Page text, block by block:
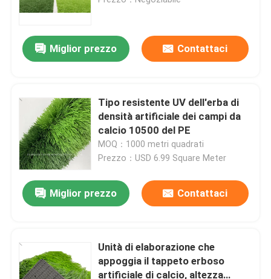
Pista corrente prefabbricata
pista da corsa in poliuretano
Campi da calcio artificiali
Pista da corsa porosa
Miglior prezzo Contattaci
Tipo resistente UV dell'erba di
densità artificiale dei campi da
calcio 10500 del PE
MOQ：1000 metri quadrati
Prezzo：USD 6.99 Square Meter
Miglior prezzo Contattaci
Unità di elaborazione che
appoggia il tappeto erboso
artificiale di calcio, altezza